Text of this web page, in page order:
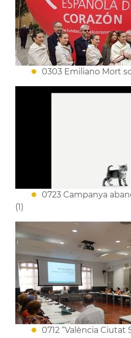
0303 Emiliano Mort
0723 Campanya
(1)
0712 “València Ciutat